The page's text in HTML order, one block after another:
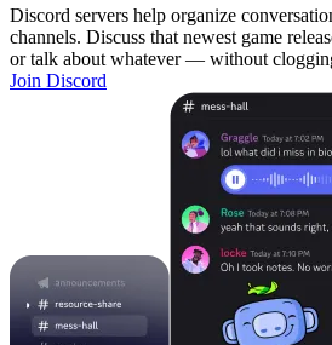
Discord servers help organize
channels. Discuss that newest game
or talk about whatever — without
Join Discord